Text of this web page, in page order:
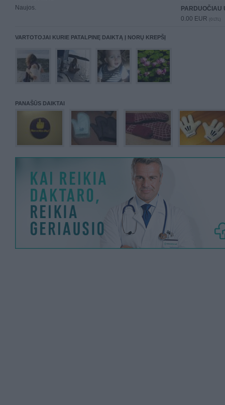
Naujos.
PARDUOČIAU
0.00 EUR (0 LTL)
VARTOTOJAI KURIE PATALPINĘ DAIKTĄ Į NORŲ KREPŠĮ
PANAŠŪS DAIKTAI